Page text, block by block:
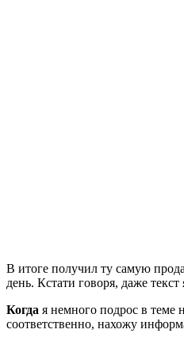
В итоге получил ту самую
день. Кстати говоря, даже
Когда я немного подрос в теме
соответственно, нахожу